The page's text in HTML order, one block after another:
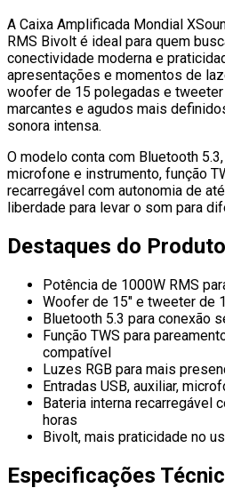
A Caixa Amplificada Mondial
RMS Bivolt é ideal para quem
conectividade moderna e
apresentações e momentos de
woofer de 15 polegadas e
marcantes e agudos mais
sonora intensa.
O modelo conta com Bluetooth
microfone e instrumento, função
recarregável com autonomia de
liberdade para levar o som para
Destaques do Produto
Potência de 1000W RMS
Woofer de 15" e tweeter de
Bluetooth 5.3 para conexão
Função TWS para
compatível
Luzes RGB para mais
Entradas USB, auxiliar,
Bateria interna recarregável
horas
Bivolt, mais praticidade no
Especificações